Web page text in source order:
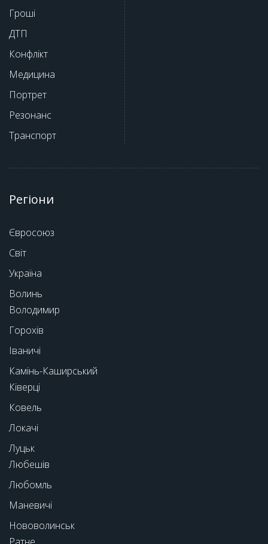
Гроші
ДТП
Конфлікт
Медицина
Портрет
Резонанс
Транспорт
Регіони
Євросоюз
Світ
Україна
Волинь
Володимир
Горохів
Іваничі
Камінь-Каширський
Ківерці
Ковель
Локачі
Луцьк
Любешів
Любомль
Маневичі
Нововолинськ